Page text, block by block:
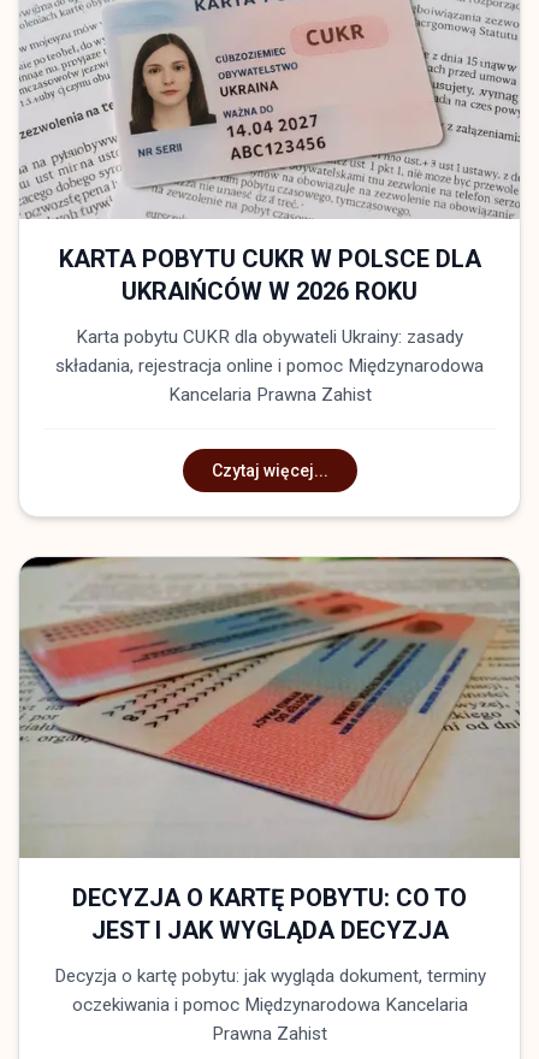
KARTA POBYTU CUKR W POLSCE DLA
UKRAIŃCÓW W 2026 ROKU
Karta pobytu CUKR dla obywateli Ukrainy: zasady
składania, rejestracja online i pomoc Międzynarodowa
Kancelaria Prawna Zahist
Czytaj więcej...
DECYZJA O KARTĘ POBYTU: CO TO
JEST I JAK WYGLĄDA DECYZJA
Decyzja o kartę pobytu: jak wygląda dokument, terminy
oczekiwania i pomoc Międzynarodowa Kancelaria
Prawna Zahist